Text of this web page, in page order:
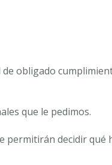
obligado
que le pedimos.
permitirán decidir qué